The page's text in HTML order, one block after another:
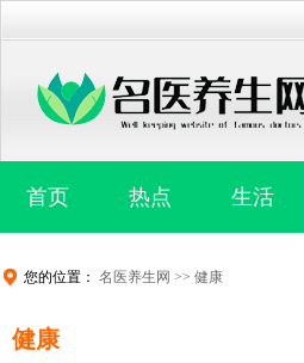
首页 热点 生活
您的位置： 名医养生网 >> 健康
健康